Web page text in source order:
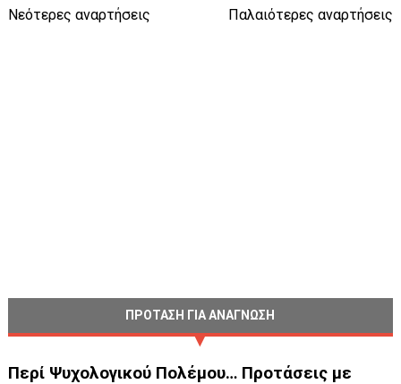
Νεότερες αναρτήσεις Παλαιότερες αναρτήσεις
ΠΡΟΤΑΣΗ ΓΙΑ ΑΝΑΓΝΩΣΗ
Περί Ψυχολογικού Πολέμου… Προτάσεις με